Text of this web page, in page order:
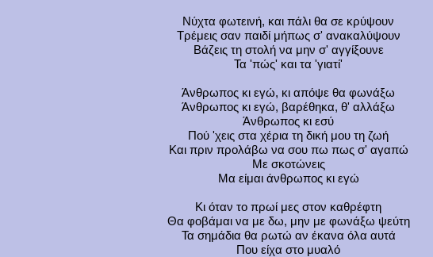
Νύχτα φωτεινή, και πάλι θα σε κρύψουν
Τρέμεις σαν παιδί μήπως σ' ανακαλύψουν
Βάζεις τη στολή να μην σ' αγγίξουνε
Τα 'πώς' και τα 'γιατί'
Άνθρωπος κι εγώ, κι απόψε θα φωνάξω
Άνθρωπος κι εγώ, βαρέθηκα, θ' αλλάξω
Άνθρωπος κι εσύ
Πού 'χεις στα χέρια τη δική μου τη ζωή
Και πριν προλάβω να σου πω πως σ' αγαπώ
Με σκοτώνεις
Μα είμαι άνθρωπος κι εγώ
Κι όταν το πρωί μες στον καθρέφτη
Θα φοβάμαι να με δω, μην με φωνάξω ψεύτη
Τα σημάδια θα ρωτώ αν έκανα όλα αυτά
Που είχα στο μυαλό